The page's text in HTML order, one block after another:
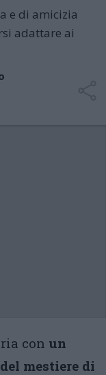
e di amicizia
adattare ai
con un
mestiere di